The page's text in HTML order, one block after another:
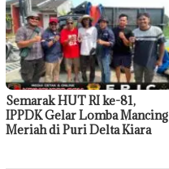
Semarak HUT RI ke-81,
IPPDK Gelar Lomba Mancing
Meriah di Puri Delta Kiara